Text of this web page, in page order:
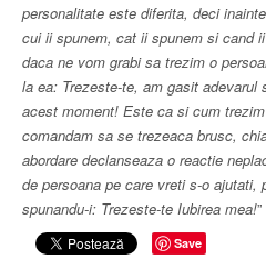
personalitate este diferita, deci
cui ii spunem, cat ii spunem si cand
daca ne vom grabi sa trezim o
la ea: Trezeste-te, am gasit
acest moment! Este ca si cum
comandam sa se trezeaca brusc,
abordare declanseaza o reactie
de persoana pe care vreti s-o ajutati,
spunandu-i: Trezeste-te Iubirea mea!
Save